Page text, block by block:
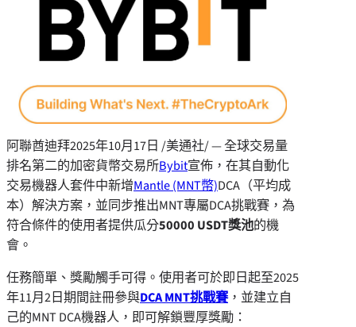
阿聯酋迪拜2025年10月17日 /美通社/ — 全球交易量
排名第二的加密貨幣交易所Bybit宣佈，在其自動化
交易機器人套件中新增Mantle (MNT幣)DCA （平均成
本） 解決方案，並同步推出MNT專屬DCA挑戰賽，為
符合條件的使用者提供瓜分50000 USDT獎池的機
會。
任務簡單、獎勵觸手可得。使用者可於即日起至2025
年11月2日期間註冊參與DCA MNT挑戰賽，並建立自
己的MNT DCA機器人，即可解鎖豐厚獎勵：